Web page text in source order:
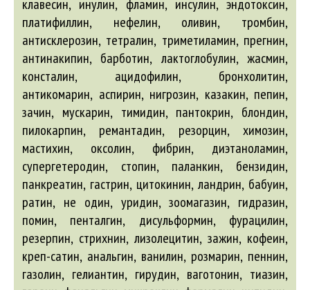
клавесин, инулин, фламин, инсулин, эндотоксин,
платифиллин, нефелин, оливин, тромбин,
антисклерозин, тетралин, триметиламин, прегнин,
антинакипин, барботин, лактоглобулин, жасмин,
консталин, ацидофилин, бронхолитин,
антикомарин, аспирин, нигрозин, казакин, пепин,
зачин, мускарин, тимидин, пантокрин, блондин,
пилокарпин, ремантадин, резорцин, химозин,
мастихин, оксолин, фибрин, диэтаноламин,
супергетеродин, стопин, паланкин, бензидин,
панкреатин, гастрин, цитокинин, ландрин, бабуин,
ратин, не один, уридин, зоомагазин, гидразин,
помин, пенталгин, дисульформин, фурацилин,
резерпин, стрихнин, лизолецитин, зажин, кофеин,
креп-сатин, анальгин, ванилин, розмарин, пеннин,
газолин, гелиантин, гирудин, ваготонин, тиазин,